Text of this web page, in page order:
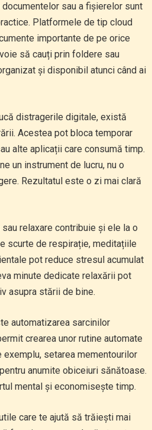
sau a fișierelor sunt
Platformele de tip cloud
importante de pe orice
să cauți prin foldere sau
și disponibil atunci când ai
distragerile digitale, există
Acestea pot bloca temporar
alte aplicații care consumă timp.
un instrument de lucru, nu o
Rezultatul este o zi mai clară
relaxare contribuie și ele la o
scurte de respirație, meditațiile
pot reduce stresul acumulat
minute dedicate relaxării pot
asupra stării de bine.
automatizarea sarcinilor
crearea unor rutine automate
setarea mementourilor
anumite obiceiuri sănătoase.
mental și economisește timp.
care te ajută să trăiești mai